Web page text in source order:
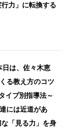
力」に転換する
日は、佐々木恵
る教え方のコツ
イプ別指導法～
には近道があ
「見る力」を身